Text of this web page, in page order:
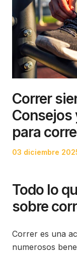
Correr
Consejos
para
Posted
03 diciembre
Todo lo
sobre
Correr es una
numerosos